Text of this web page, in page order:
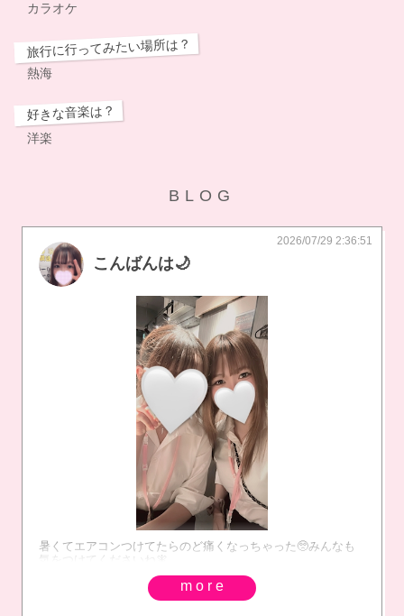
カラオケ
旅行に行ってみたい場所は？
熱海
好きな音楽は？
洋楽
BLOG
こんばんは🌙
2026/07/29 2:36:51
暑くてエアコンつけてたらのど痛くなっちゃった🥺みんなも
気をつけてくださいね🧚
more